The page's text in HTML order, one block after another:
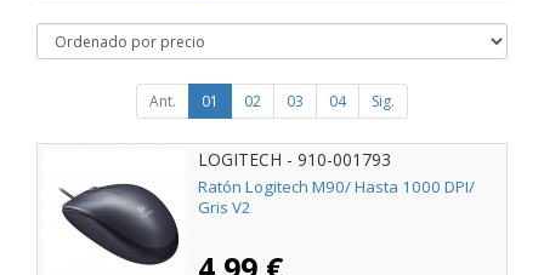
Ant. 01 02 03 04 Sig.
LOGITECH - 910-001793
Ratón Logitech M90/ Hasta 1000 DPI/
Gris V2